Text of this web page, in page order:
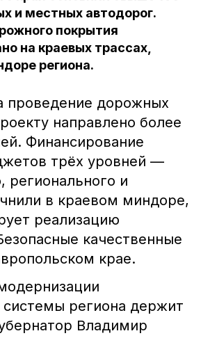
и местных автодорог.
покрытия
на краевых трассах,
региона.
проведение дорожных
направлено более
Финансирование
трёх уровней —
регионального и
в краевом миндоре,
реализацию
качественные
крае.
системы региона держит
Владимир